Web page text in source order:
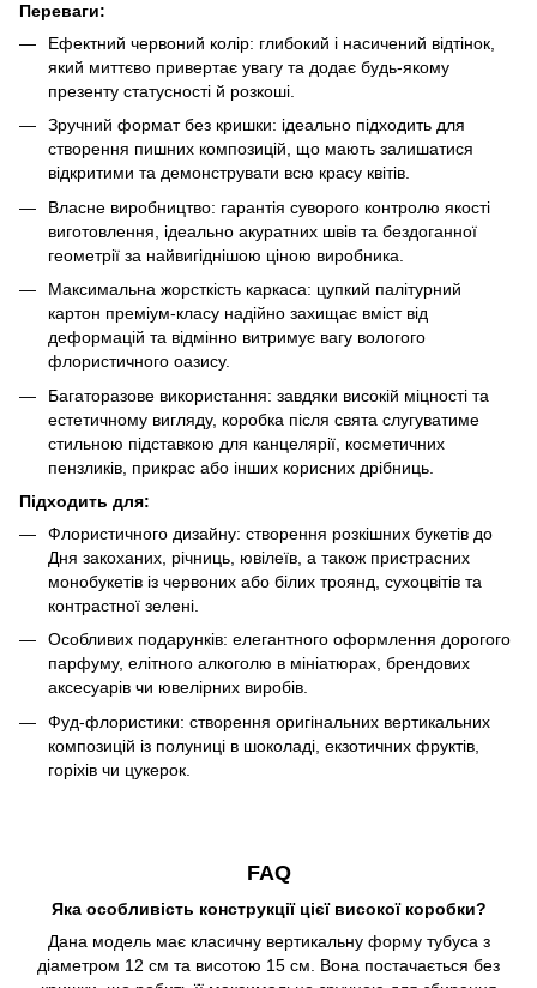
Переваги:
Ефектний червоний колір: глибокий і насичений відтінок,
який миттєво привертає увагу та додає будь-якому
презенту статусності й розкоші.
Зручний формат без кришки: ідеально підходить для
створення пишних композицій, що мають залишатися
відкритими та демонструвати всю красу квітів.
Власне виробництво: гарантія суворого контролю якості
виготовлення, ідеально акуратних швів та бездоганної
геометрії за найвигіднішою ціною виробника.
Максимальна жорсткість каркаса: цупкий палітурний
картон преміум-класу надійно захищає вміст від
деформацій та відмінно витримує вагу вологого
флористичного оазису.
Багаторазове використання: завдяки високій міцності та
естетичному вигляду, коробка після свята слугуватиме
стильною підставкою для канцелярії, косметичних
пензликів, прикрас або інших корисних дрібниць.
Підходить для:
Флористичного дизайну: створення розкішних букетів до
Дня закоханих, річниць, ювілеїв, а також пристрасних
монобукетів із червоних або білих троянд, сухоцвітів та
контрастної зелені.
Особливих подарунків: елегантного оформлення дорогого
парфуму, елітного алкоголю в мініатюрах, брендових
аксесуарів чи ювелірних виробів.
Фуд-флористики: створення оригінальних вертикальних
композицій із полуниці в шоколаді, екзотичних фруктів,
горіхів чи цукерок.
FAQ
Яка особливість конструкції цієї високої коробки?
Дана модель має класичну вертикальну форму тубуса з
діаметром 12 см та висотою 15 см. Вона постачається без